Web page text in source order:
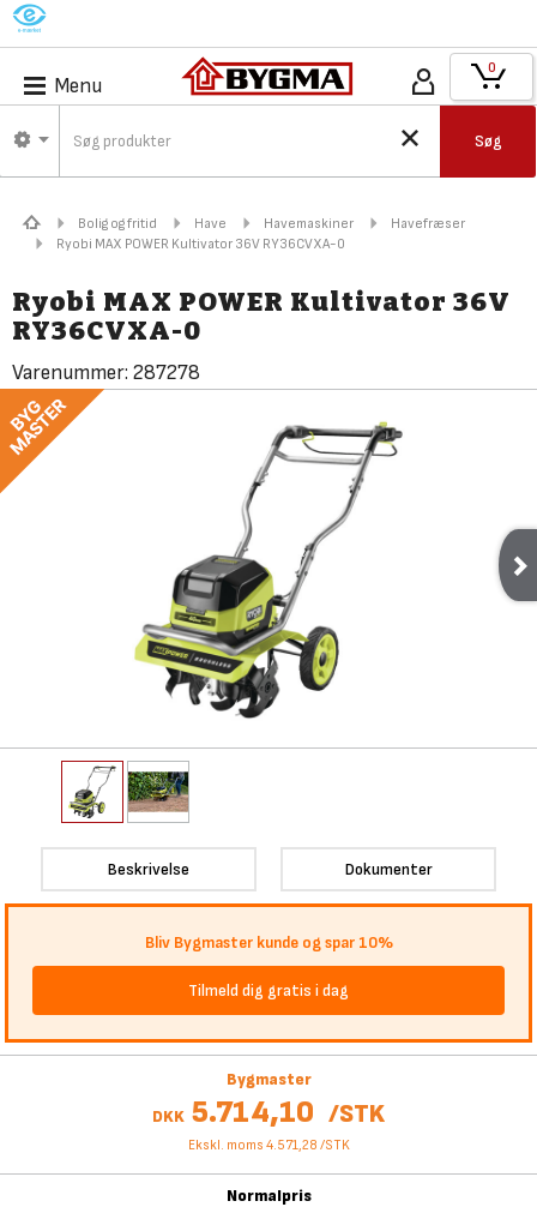
M
Menu
Søg
0
Bolig og fritid Have Havemaskiner
Havefræser
Ryobi MAX POWER Kultivator 36V RY36CVXA-0
Ryobi MAX POWER Kultivator 36V
RY36CVXA-0
Varenummer: 287278
Beskrivelse Dokumenter
Bliv Bygmaster kunde og spar 10%
Tilmeld dig gratis i dag
Bygmaster
DKK 5.714,10 /STK
Ekskl. moms 4.571,28 /STK
Normalpris